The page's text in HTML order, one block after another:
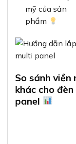
mỹ của sản
phẩm
So sánh viền
khác cho
panel